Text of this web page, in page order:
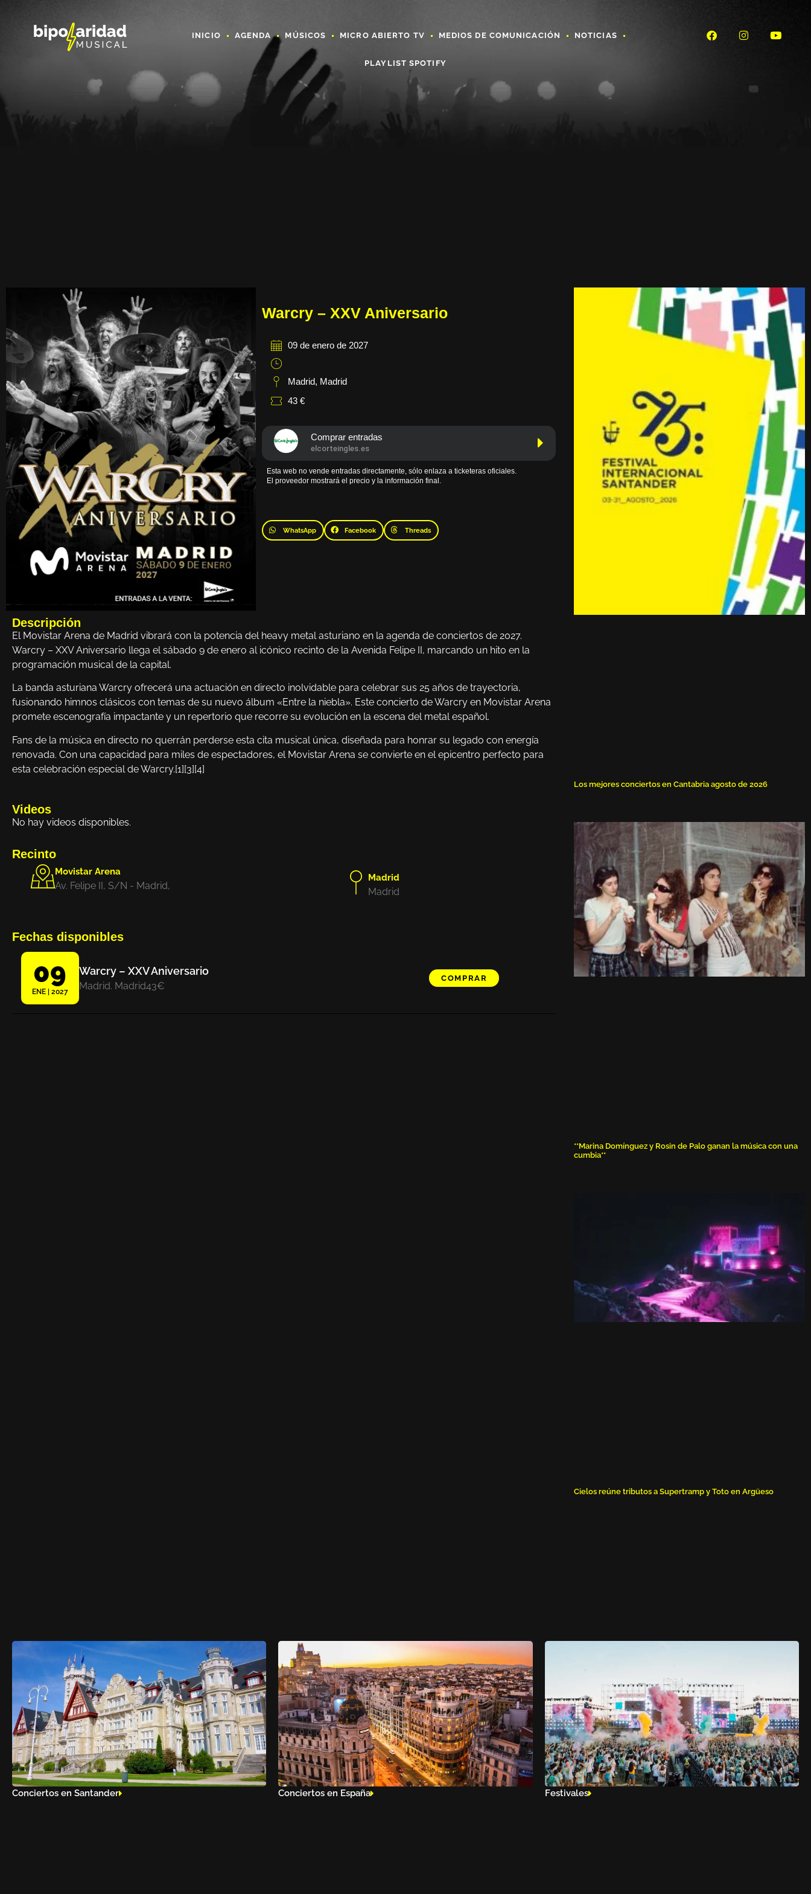
INICIO AGENDA MÚSICOS MICRO ABIERTO TV MEDIOS DE COMUNICACIÓN NOTICIAS
PLAYLIST SPOTIFY
Warcry – XXV Aniversario
09 de enero de 2027
Madrid, Madrid
43 €
Comprar entradas
elcorteingles.es
Esta web no vende entradas directamente, sólo enlaza a ticketeras oficiales.
El proveedor mostrará el precio y la información final.
WhatsApp Facebook Threads
Descripción
El Movistar Arena de Madrid vibrará con la potencia del heavy metal asturiano en la agenda de conciertos de 2027.
Warcry – XXV Aniversario llega el sábado 9 de enero al icónico recinto de la Avenida Felipe II, marcando un hito en la
programación musical de la capital.
La banda asturiana Warcry ofrecerá una actuación en directo inolvidable para celebrar sus 25 años de trayectoria,
fusionando himnos clásicos con temas de su nuevo álbum «Entre la niebla». Este concierto de Warcry en Movistar Arena
promete escenografía impactante y un repertorio que recorre su evolución en la escena del metal español.
Fans de la música en directo no querrán perderse esta cita musical única, diseñada para honrar su legado con energía
renovada. Con una capacidad para miles de espectadores, el Movistar Arena se convierte en el epicentro perfecto para
esta celebración especial de Warcry.[1][3][4]
Videos
No hay videos disponibles.
Recinto
Movistar Arena
Av. Felipe II, S/N - Madrid,
Madrid
Madrid
Fechas disponibles
09
ENE | 2027
Warcry – XXV Aniversario
Madrid. Madrid43€
COMPRAR
Los mejores conciertos en Cantabria agosto de 2026
**Marina Domínguez y Rosin de Palo ganan la música con una
cumbia**
Cielos reúne tributos a Supertramp y Toto en Argüeso
Conciertos en Santander Conciertos en España Festivales